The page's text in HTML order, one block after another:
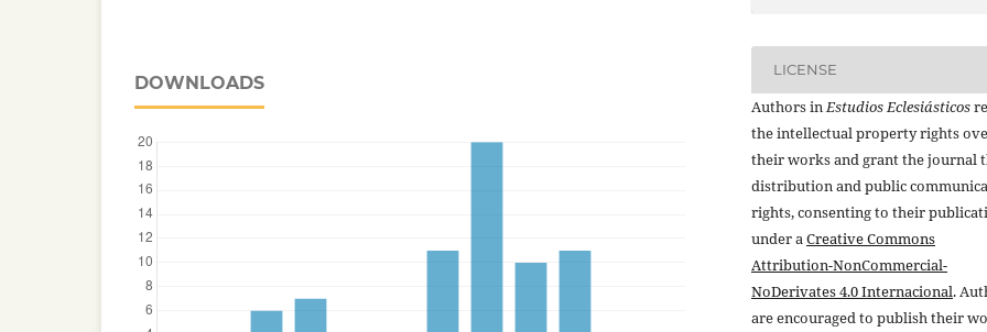
DOWNLOADS
LICENSE
Authors inEstudios Eclesiásticos
the intellectual property rights
their works and grant the journal
distribution and public
rights, consenting to their
under aCreative Commons
Attribution-NonCommercial-
NoDerivates 4.0 Internacional.
are encouraged to publish their